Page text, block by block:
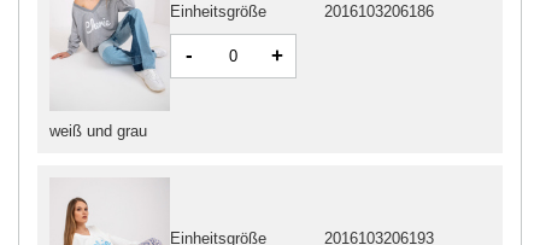
weiß und grau
Einheitsgröße 2016103206186
- +
Einheitsgröße 2016103206193